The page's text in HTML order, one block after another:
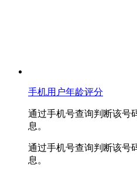
手机用户年龄评分
通过手机号查询判断该号
息。
通过手机号查询判断该号
息。